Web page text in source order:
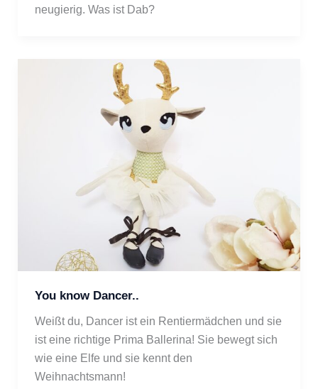
neugierig. Was ist Dab?
You know Dancer..
Weißt du, Dancer ist ein Rentiermädchen und sie
ist eine richtige Prima Ballerina! Sie bewegt sich
wie eine Elfe und sie kennt den
Weihnachtsmann!